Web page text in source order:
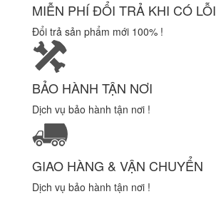
MIỄN PHÍ ĐỔI TRẢ KHI CÓ LỖI
Đổi trả sản phẩm mới 100% !
BẢO HÀNH TẬN NƠI
Dịch vụ bảo hành tận nơi !
GIAO HÀNG & VẬN CHUYỂN
Dịch vụ bảo hành tận nơi !